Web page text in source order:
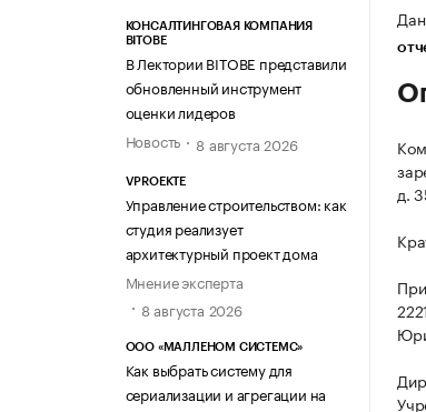
КОНСАЛТИНГОВАЯ КОМПАНИЯ
BITOBE
В Лектории BITOBE представили
обновленный инструмент
оценки лидеров
Новость
8 августа 2026
VPROEKTE
Управление строительством: как
студия реализует
архитектурный проект дома
Мнение эксперта
8 августа 2026
ООО «МАЛЛЕНОМ СИСТЕМС»
Как выбрать систему для
сериализации и агрегации на
д.